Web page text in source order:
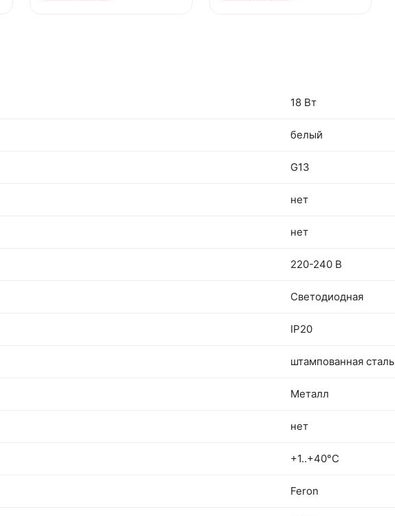
18 Вт
белый
G13
нет
нет
220-240 В
Светодиодная
IP20
штампованная сталь
Металл
нет
+1..+40°C
Feron